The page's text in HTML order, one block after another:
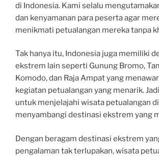
di Indonesia. Kami selalu
dan kenyamanan para peserta agar
menikmati petualangan mereka tanpa
Tak hanya itu, Indonesia juga memiliki
ekstrem lain seperti Gunung Bromo,
Komodo, dan Raja Ampat yang
kegiatan petualangan yang menarik.
untuk menjelajahi wisata petualangan
menyambangi destinasi ekstrem yang
Dengan beragam destinasi ekstrem
pengalaman tak terlupakan, wisata